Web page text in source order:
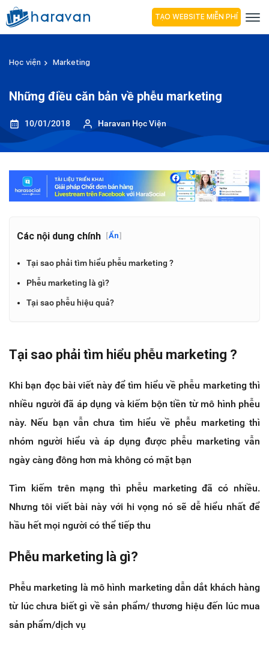
TẠO WEBSITE MIỄN PHÍ
Học viện Marketing
Những điều căn bản về phễu marketing
10/01/2018 Haravan Học Viện
Các nội dung chính [Ẩn]
Tại sao phải tìm hiểu phễu marketing ?
Phễu marketing là gì?
Tại sao phễu hiệu quả?
Tại sao phải tìm hiểu phễu marketing ?
Khi bạn đọc bài viết này để tìm hiểu về phễu marketing thì
nhiều người đã áp dụng và kiếm bộn tiền từ mô hình phễu
này. Nếu bạn vẫn chưa tìm hiểu về phễu marketing thì
nhóm người hiểu và áp dụng được phễu marketing vẫn
ngày càng đông hơn mà không có mặt bạn
Tìm kiếm trên mạng thì phễu marketing đã có nhiều.
Nhưng tôi viết bài này với hi vọng nó sẽ dễ hiểu nhất để
hầu hết mọi người có thể tiếp thu
Phễu marketing là gì?
Phễu marketing là mô hình marketing dẫn dắt khách hàng
từ lúc chưa biết gì về sản phẩm/ thương hiệu đến lúc mua
sản phẩm/dịch vụ